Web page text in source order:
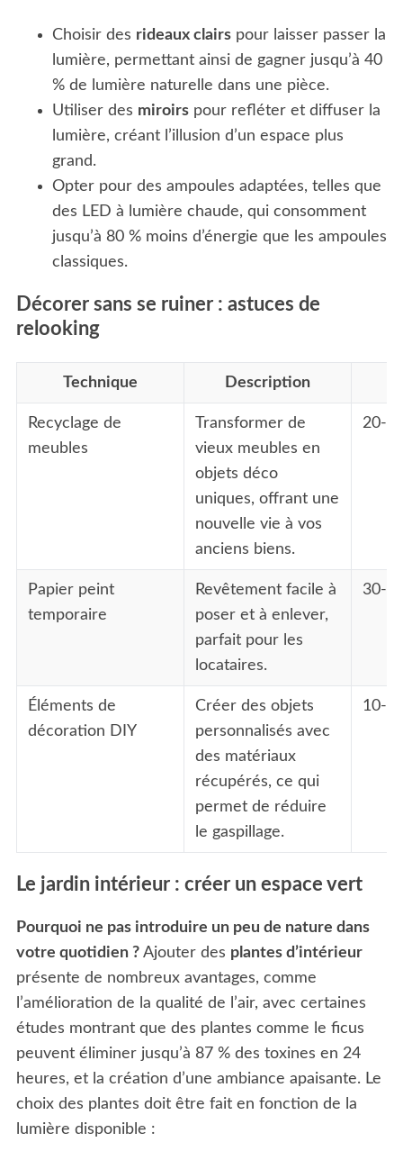
Choisir des rideaux clairspour laisser passer la
lumière, permettant ainsi de gagner jusqu’à 40
% de lumière naturelle dans une pièce.
Utiliser des miroirspour refléter et diffuser la
lumière, créant l’illusion d’un espace plus
grand.
Opter pour des ampoules adaptées, telles que
des LED à lumière chaude, qui consomment
jusqu’à 80 % moins d’énergie que les ampoules
classiques.
Décorer sans se ruiner : astuces de
relooking
Technique Description
Recyclage de
meubles
Transformer de
vieux meubles en
objets déco
uniques, offrant une
nouvelle vie à vos
anciens biens.
20-
Papier peint
temporaire
Revêtement facile à
poser et à enlever,
parfait pour les
locataires.
30-
Éléments de
décoration DIY
Créer des objets
personnalisés avec
des matériaux
récupérés, ce qui
permet de réduire
le gaspillage.
10-
Le jardin intérieur : créer un espace vert
Pourquoi ne pas introduire un peu de nature dans
votre quotidien ?Ajouter des plantes d’intérieur
présente de nombreux avantages, comme
l’amélioration de la qualité de l’air, avec certaines
études montrant que des plantes comme le ficus
peuvent éliminer jusqu’à 87 % des toxines en 24
heures, et la création d’une ambiance apaisante. Le
choix des plantes doit être fait en fonction de la
lumière disponible :